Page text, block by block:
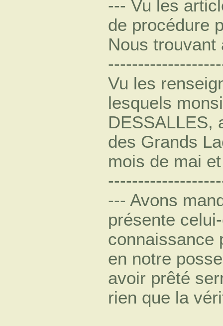
--- Vu les
de procédure
Nous
Vu les
lesquels
DESSALLES,
des Grands
mois de mai
--- Avons
présente
connaissance
en notre
avoir prêté
rien que la